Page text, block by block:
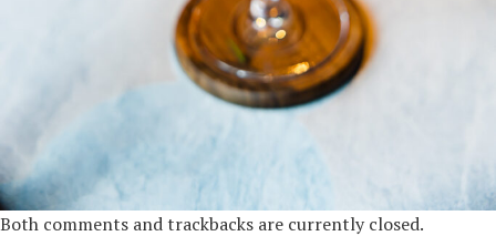
Both comments and trackbacks are currently closed.